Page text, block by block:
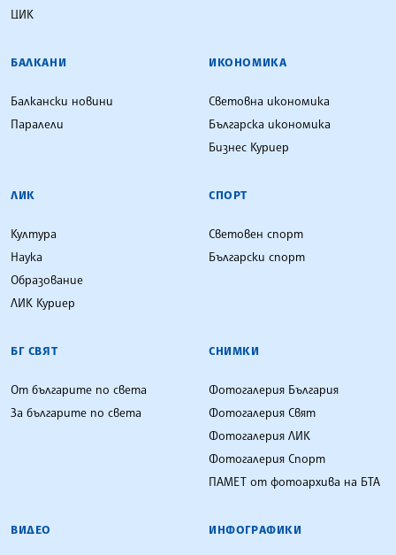
ЦИК
БАЛКАНИ
Балкански новини
Паралели
ИКОНОМИКА
Световна икономика
Българска икономика
Бизнес Куриер
ЛИК
Култура
Наука
Образование
ЛИК Куриер
СПОРТ
Световен спорт
Български спорт
БГ СВЯТ
От българите по света
За българите по света
СНИМКИ
Фотогалерия България
Фотогалерия Свят
Фотогалерия ЛИК
Фотогалерия Спорт
ПАМЕТ от фотоархива на БТА
ВИДЕО ИНФОГРАФИКИ